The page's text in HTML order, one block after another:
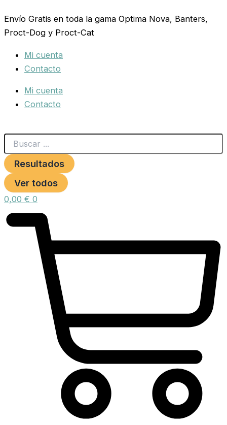
al
contenido
Envío Gratis en toda la gama Optima Nova, Banters,
Proct-Dog y Proct-Cat
Mi cuenta
Contacto
Mi cuenta
Contacto
...
Resultados
Ver todos
0,00 € 0
CUERO
LISO
20X500MM.NEGRO
cantidad